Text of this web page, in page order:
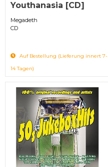
Youthanasia [CD]
Megadeth
CD
Auf Bestellung (Lieferung innert 7-
14 Tagen)